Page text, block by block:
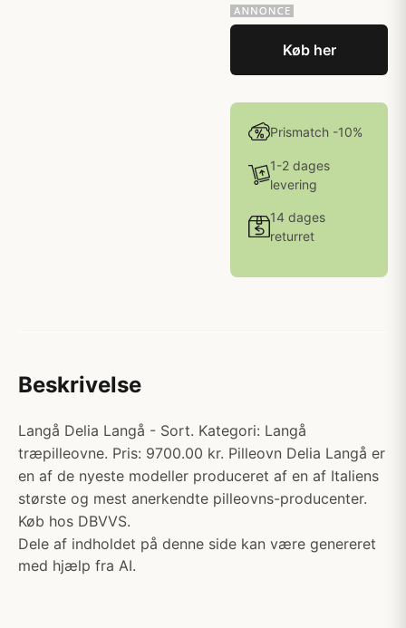
Køb her
Prismatch -10%
1-2 dages
levering
14 dages
returret
Beskrivelse
Langå Delia Langå - Sort. Kategori: Langå
træpilleovne. Pris: 9700.00 kr. Pilleovn Delia Langå er
en af de nyeste modeller produceret af en af Italiens
største og mest anerkendte pilleovns-producenter.
Køb hos DBVVS.
Dele af indholdet på denne side kan være genereret
med hjælp fra AI.